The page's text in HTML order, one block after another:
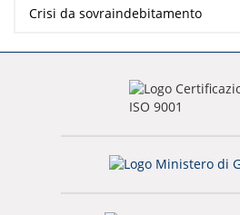
Crisi da sovraindebitamento